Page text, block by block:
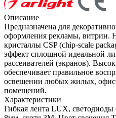
Описание
Предназначена для
оформления рекламы, витрин.
кристаллы CSP (chip-scale
эффект сплошной идеальной
рассеивателей (экранов).
обеспечивает правильное
освещении любых жилых,
помещений.
Характеристики
Гибкая лента LUX, светодиоды